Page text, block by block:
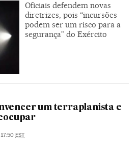
Oficiais defendem novas
diretrizes, pois “incursões
podem ser um risco para a
segurança” do Exército
um terraplanista e
EST